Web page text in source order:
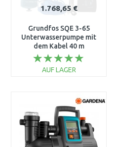
1.768,65 €
Grundfos SQE 3-65
Unterwasserpumpe mit
dem Kabel 40 m
96524501
AUF LAGER
Vergleichen